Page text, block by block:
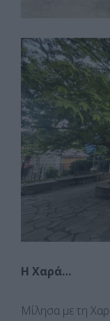
Η Χαρά…
Μίλησα με τη